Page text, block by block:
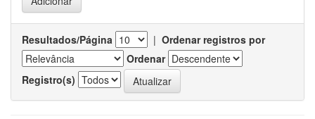
Resultados/Página | Ordenar registros por
Ordenar
Registro(s)